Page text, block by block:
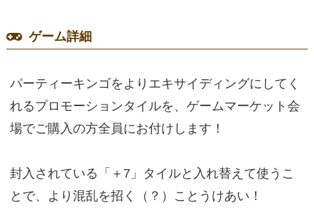
ゲーム詳細
パーティーキンゴをよりエキサイディングにしてく
れるプロモーションタイルを、ゲームマーケット会
場でご購入の方全員にお付けします！
封入されている「＋7」タイルと入れ替えて使うこ
とで、より混乱を招く（？）ことうけあい！